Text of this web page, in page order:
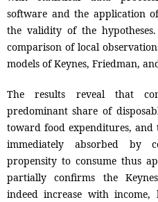
software and the application
the validity of the
comparison of local
models of Keynes, Friedman,
The results reveal that
predominant share of
toward food expenditures, and
immediately absorbed by
propensity to consume thus
partially confirms the
indeed increase with